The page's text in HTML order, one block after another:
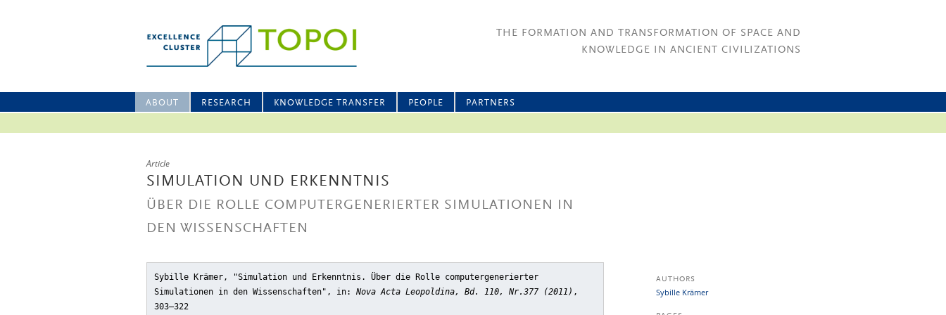
THE FORMATION AND TRANSFORMATION OF SPACE AND
KNOWLEDGE IN ANCIENT CIVILIZATIONS
ABOUT RESEARCH KNOWLEDGE TRANSFER PEOPLE PARTNERS
Article
SIMULATION UND ERKENNTNIS
ÜBER DIE ROLLE COMPUTERGENERIERTER SIMULATIONEN IN
DEN WISSENSCHAFTEN
Sybille Krämer, "Simulation und Erkenntnis. Über die Rolle computergenerierter
Simulationen in den Wissenschaften" , in: Nova Acta Leopoldina, Bd. 110, Nr.377 (2011) ,
303–322
AUTHORS
Sybille Krämer